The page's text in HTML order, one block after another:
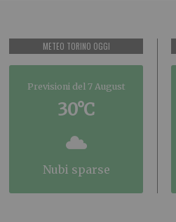
METEO TORINO OGGI
Previsioni del 7 August
30°C
nubi sparse